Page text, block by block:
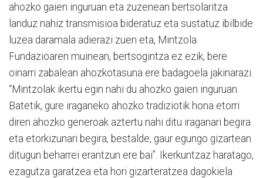
ahozko gaien inguruan eta zuzenean bertsolaritza
landuz nahiz transmisioa bideratuz eta sustatuz ibilbide
luzea daramala adierazi zuen eta, Mintzola
Fundazioaren muinean, bertsogintza ez ezik, bere
oinarri zabalean ahozkotasuna ere badagoela jakinarazi.
“Mintzolak ikertu egin nahi du ahozko gaien inguruan.
Batetik, gure iraganeko ahozko tradiziotik hona etorri
diren ahozko generoak aztertu nahi ditu iraganari begira
eta etorkizunari begira, bestalde, gaur egungo gizartean
ditugun beharrei erantzun ere bai”. Ikerkuntzaz haratago,
ezagutza garatzea eta hori gizarteratzea dagokiela